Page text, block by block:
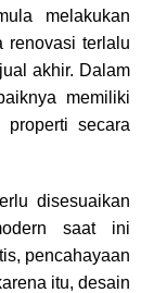
melakukan
renovasi terlalu
akhir. Dalam
memiliki
secara
disesuaikan
saat ini
pencahayaan
itu, desain